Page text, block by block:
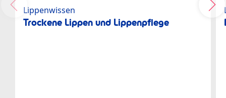
Lippenwissen
Trockene Lippen und Lippenpflege